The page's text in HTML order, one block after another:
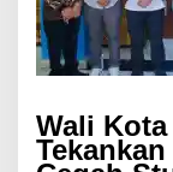
Wali